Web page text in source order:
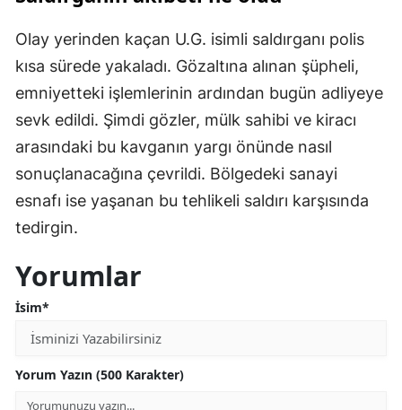
Olay yerinden kaçan U.G. isimli saldırganı polis
kısa sürede yakaladı. Gözaltına alınan şüpheli,
emniyetteki işlemlerinin ardından bugün adliyeye
sevk edildi. Şimdi gözler, mülk sahibi ve kiracı
arasındaki bu kavganın yargı önünde nasıl
sonuçlanacağına çevrildi. Bölgedeki sanayi
esnafı ise yaşanan bu tehlikeli saldırı karşısında
tedirgin.
Yorumlar
İsim*
Yorum Yazın (500 Karakter)